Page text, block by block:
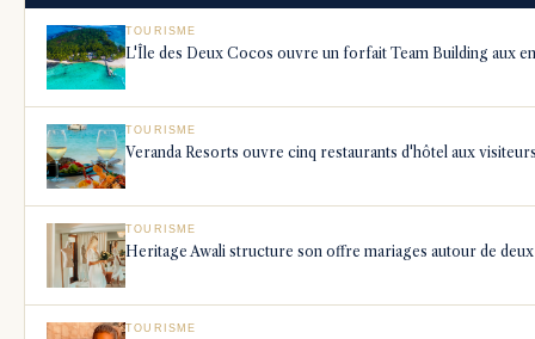
TOURISME
L'Île des Deux Cocos ouvre un forfait Team Building aux
TOURISME
Veranda Resorts ouvre cinq restaurants d'hôtel aux
TOURISME
Heritage Awali structure son offre mariages autour de
TOURISME